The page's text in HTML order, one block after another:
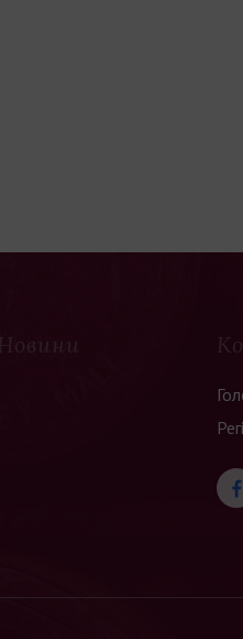
Новини